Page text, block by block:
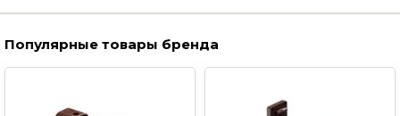
Чердачные лестницы
Популярные товары бренда